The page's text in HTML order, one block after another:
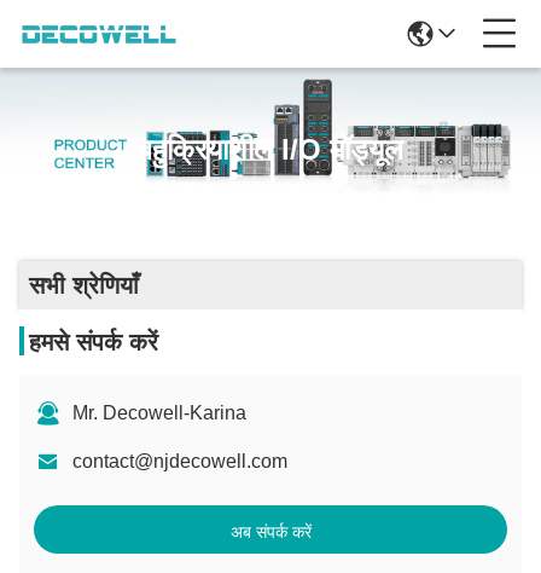
बहुक्रियाशील I/O मॉड्यूल
सभी श्रेणियाँ
हमसे संपर्क करें
Mr. Decowell-Karina
contact@njdecowell.com
अब संपर्क करें